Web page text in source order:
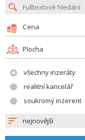
Cena
Plocha
všechny inzeráty
realitní kancelář
soukromý inzerent
nejnovější